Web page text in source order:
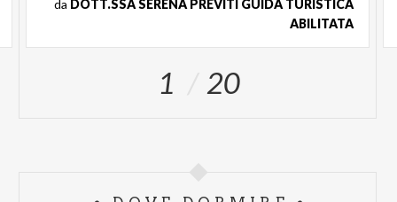
da DOTT.SSA SERENA PREVITI GUIDA TURISTICA
ABILITATA
1 20